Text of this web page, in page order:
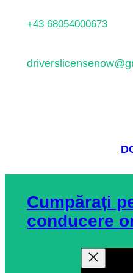
+43 68054000673
Cumpărați
conducere